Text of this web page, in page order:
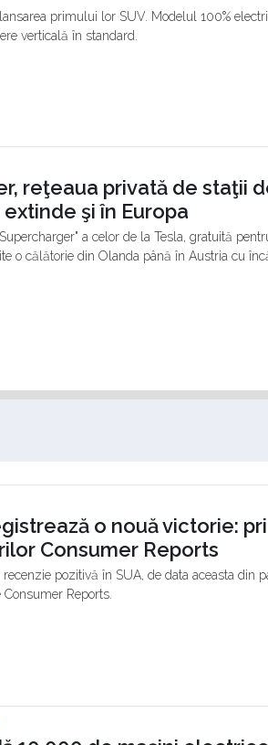
primului lor SUV. Modelul 100%
verticală în standard.
reţeaua privată de staţii
şi în Europa
a celor de la Tesla, gratuită
o călătorie din Olanda până în Austria cu
o nouă victorie:
Consumer Reports
pozitivă în SUA, de data aceasta din
Reports.